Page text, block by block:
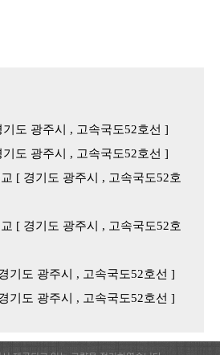
도 광주시 , 고속국도52호선 ]
도 광주시 , 고속국도52호선 ]
[ 경기도 광주시 , 고속국도52호
[ 경기도 광주시 , 고속국도52호
기도 광주시 , 고속국도52호선 ]
기도 광주시 , 고속국도52호선 ]